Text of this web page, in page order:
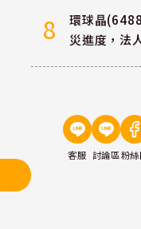
8
環球晶
災進度，法
客服 討論區粉